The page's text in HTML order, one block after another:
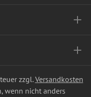
zzgl.Versandkosten
wenn nicht anders